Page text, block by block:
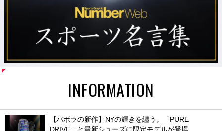
INFORMATION
【バボラの新作】NYの輝きを纏う。「PURE
DRIVE」と最新シューズに限定モデルが登場